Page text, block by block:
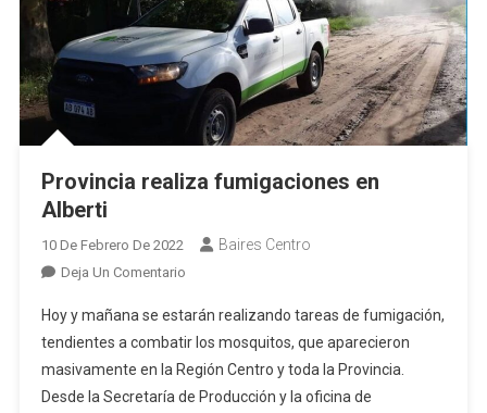
Provincia realiza fumigaciones en
Alberti
10 De Febrero De 2022 Baires Centro
Deja Un ComentarioEn
Realiza
Fumigaciones
En
Alberti
Hoy y mañana se estarán realizando tareas de fumigación,
tendientes a combatir los mosquitos, que aparecieron
masivamente en la Región Centro y toda la Provincia.
Desde la Secretaría de Producción y la oficina de